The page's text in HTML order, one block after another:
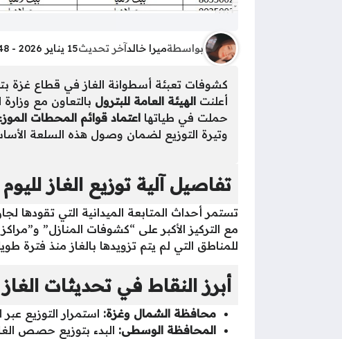
بواسطةميرا خالدآخر تحديث15 يناير 2026 - 7:48ص
كشوفات تعبئة أسطوانة الغاز في قطاع غزة بتاريخ
أعلنت الهيئة العامة للبترول
حملت في طياتها اعتماد قوائم المحطات
وتيرة التوزيع لضمان وصول هذه السلعة
تفاصيل آلية توزيع الغاز لليوم 15 يناير 2026
تستمر أحداث المتابعة الميدانية التي تقودها
مع التركيز الأكبر على “كشوفات المنازل”
للمناطق التي لم يتم تزويدها بالغاز منذ فترة
أبرز النقاط في تحديثات الغاز
محافظة الشمال وغزة: استمرار التوزيع
المحافظة الوسطى: البدء بتوزيع حصص